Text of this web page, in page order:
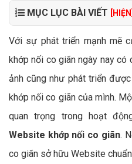
MỤC LỤC BÀI VIẾT [HIỆN]
Với sự phát triển mạnh mẽ
khớp nối co giãn ngày nay
ảnh cũng như phát triển
khớp nối co giãn của mình.
quan trọng trong hoạt
Website khớp nối co giãn.
co giãn sở hữu Website